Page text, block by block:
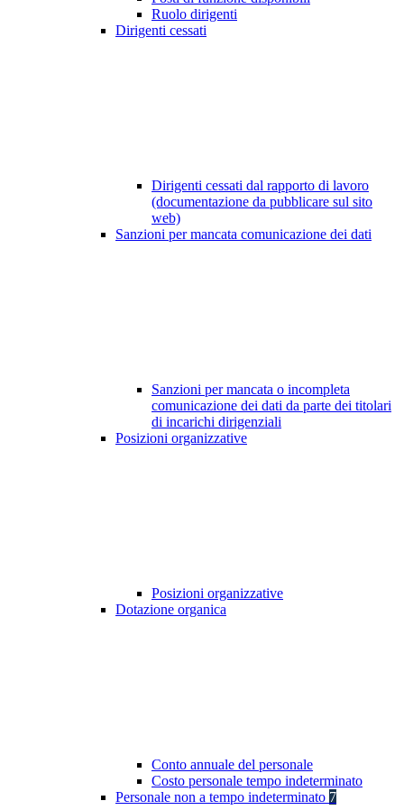
Ruolo dirigenti
Dirigenti cessati
Dirigenti cessati dal rapporto di lavoro
(documentazione da pubblicare sul sito
web)
Sanzioni per mancata comunicazione dei dati
Sanzioni per mancata o incompleta
comunicazione dei dati da parte dei titolari
di incarichi dirigenziali
Posizioni organizzative
Posizioni organizzative
Dotazione organica
Conto annuale del personale
Costo personale tempo indeterminato
Personale non a tempo indeterminato 7